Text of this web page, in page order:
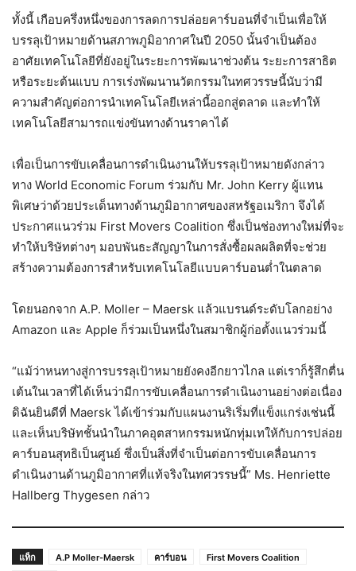
ทั้งนี้ เกือบครึ่งหนึ่งของการลดการปล่อยคาร์บอนที่จำเป็นเพื่อให้
บรรลุเป้าหมายด้านสภาพภูมิอากาศในปี 2050 นั้นจำเป็นต้อง
อาศัยเทคโนโลยีที่ยังอยู่ในระยะการพัฒนาช่วงต้น ระยะการสาธิต
หรือระยะต้นแบบ การเร่งพัฒนานวัตกรรมในทศวรรษนี้นับว่ามี
ความสำคัญต่อการนำเทคโนโลยีเหล่านี้ออกสู่ตลาด และทำให้
เทคโนโลยีสามารถแข่งขันทางด้านราคาได้
เพื่อเป็นการขับเคลื่อนการดำเนินงานให้บรรลุเป้าหมายดังกล่าว
ทาง World Economic Forum ร่วมกับ Mr. John Kerry ผู้แทน
พิเศษว่าด้วยประเด็นทางด้านภูมิอากาศของสหรัฐอเมริกา จึงได้
ประกาศแนวร่วม First Movers Coalition ซึ่งเป็นช่องทางใหม่ที่จะ
ทำให้บริษัทต่างๆ มอบพันธะสัญญาในการสั่งซื้อผลผลิตที่จะช่วย
สร้างความต้องการสำหรับเทคโนโลยีแบบคาร์บอนต่ำในตลาด
โดยนอกจาก A.P. Moller – Maersk แล้วแบรนด์ระดับโลกอย่าง
Amazon และ Apple ก็ร่วมเป็นหนึ่งในสมาชิกผู้ก่อตั้งแนวร่วมนี้
“แม้ว่าหนทางสู่การบรรลุเป้าหมายยังคงอีกยาวไกล แต่เราก็รู้สึกตื่น
เต้นในเวลาที่ได้เห็นว่ามีการขับเคลื่อนการดำเนินงานอย่างต่อเนื่อง
ดิฉันยินดีที่ Maersk ได้เข้าร่วมกับแผนงานริเริ่มที่แข็งแกร่งเช่นนี้
และเห็นบริษัทชั้นนำในภาคอุตสาหกรรมหนักทุ่มเทให้กับการปล่อย
คาร์บอนสุทธิเป็นศูนย์ ซึ่งเป็นสิ่งที่จำเป็นต่อการขับเคลื่อนการ
ดำเนินงานด้านภูมิอากาศที่แท้จริงในทศวรรษนี้” Ms. Henriette
Hallberg Thygesen กล่าว
แท็ก A.P Moller-Maersk คาร์บอน
First Movers Coalition